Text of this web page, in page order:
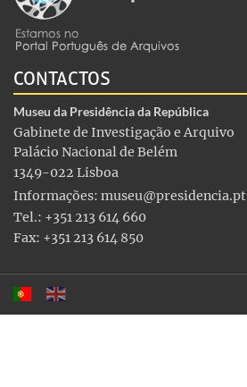
CONTACTOS
Museu da Presidência da República
Gabinete de Investigação e Arquivo
Palácio Nacional de Belém
1349-022 Lisboa
Informações: museu@presidencia.pt
Tel.: +351 213 614 660
Fax: +351 213 614 850